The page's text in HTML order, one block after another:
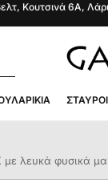
Κουτσινά 6Α,
ΣΤΑΥΡΟΊ
με λευκά φυσικά